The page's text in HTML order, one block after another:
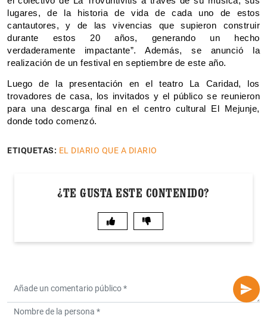
lugares, de la historia de vida de cada uno de estos
cantautores, y de las vivencias que supieron construir
durante estos 20 años, generando un hecho
verdaderamente impactante”. Además, se anunció la
realización de un festival en septiembre de este año.
Luego de la presentación en el teatro La Caridad, los
trovadores de casa, los invitados y el público se reunieron
para una descarga final en el centro cultural El Mejunje,
donde todo comenzó.
ETIQUETAS: EL DIARIO QUE A DIARIO
¿TE GUSTA ESTE CONTENIDO?